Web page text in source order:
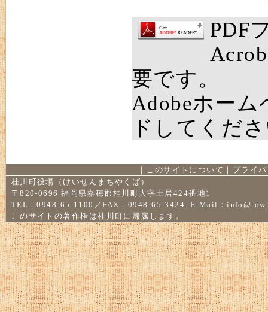
PDF
要です。
Adobeホー
ドしてくだ
｜ このサイトについて ｜ プライ
桂川町役場（けいせんまちやくば）
〒820-0696 福岡県嘉穂郡桂川町大字土居424番地1
TEL：0948-65-1100／FAX：0948-65-3424 E-Mail：
このサイトの著作権は桂川町に帰属します。